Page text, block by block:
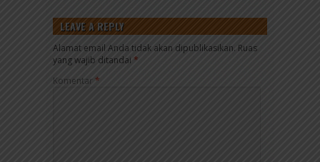
LEAVE A REPLY
Alamat email Anda tidak akan dipublikasikan. Ruas
yang wajib ditandai *
Komentar*